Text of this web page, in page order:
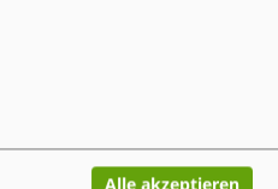
die richtige
LINKS
Alle akzeptieren